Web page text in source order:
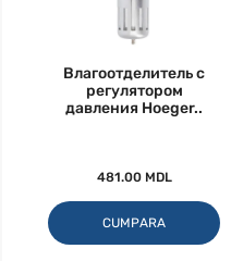
Влагоотделитель с
регулятором
давления Hoeger..
481.00 MDL
CUMPARA